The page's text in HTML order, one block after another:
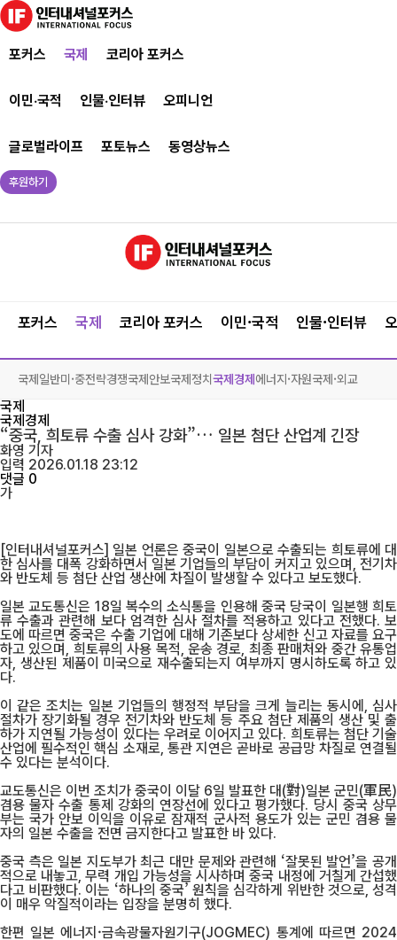
포커스 국제 코리아 포커스
이민·국적 인물·인터뷰 오피니언
글로벌라이프 포토뉴스 동영상뉴스
후원하기
포커스 국제 코리아 포커스 이민·국적 인물·인터뷰
국제일반미·중전략경쟁국제안보국제정치 국제경제 에너지·자원국제·외교
국제
국제경제
“중국, 희토류 수출 심사 강화”… 일본 첨단 산업계 긴장
화영 기자
입력 2026.01.18 23:12
댓글 0
가
[인터내셔널포커스] 일본 언론은 중국이 일본으로 수출되는 희토류에 대
한 심사를 대폭 강화하면서 일본 기업들의 부담이 커지고 있으며, 전기차
와 반도체 등 첨단 산업 생산에 차질이 발생할 수 있다고 보도했다.
일본 교도통신은 18일 복수의 소식통을 인용해 중국 당국이 일본행 희토
류 수출과 관련해 보다 엄격한 심사 절차를 적용하고 있다고 전했다. 보
도에 따르면 중국은 수출 기업에 대해 기존보다 상세한 신고 자료를 요구
하고 있으며, 희토류의 사용 목적, 운송 경로, 최종 판매처와 중간 유통업
자, 생산된 제품이 미국으로 재수출되는지 여부까지 명시하도록 하고 있
다.
이 같은 조치는 일본 기업들의 행정적 부담을 크게 늘리는 동시에, 심사
절차가 장기화될 경우 전기차와 반도체 등 주요 첨단 제품의 생산 및 출
하가 지연될 가능성이 있다는 우려로 이어지고 있다. 희토류는 첨단 기술
산업에 필수적인 핵심 소재로, 통관 지연은 곧바로 공급망 차질로 연결될
수 있다는 분석이다.
교도통신은 이번 조치가 중국이 이달 6일 발표한 대(對)일본 군민(軍民)
겸용 물자 수출 통제 강화의 연장선에 있다고 평가했다. 당시 중국 상무
부는 국가 안보 이익을 이유로 잠재적 군사적 용도가 있는 군민 겸용 물
자의 일본 수출을 전면 금지한다고 발표한 바 있다.
중국 측은 일본 지도부가 최근 대만 문제와 관련해 ‘잘못된 발언’을 공개
적으로 내놓고, 무력 개입 가능성을 시사하며 중국 내정에 거칠게 간섭했
다고 비판했다. 이는 ‘하나의 중국’ 원칙을 심각하게 위반한 것으로, 성격
이 매우 악질적이라는 입장을 분명히 했다.
한편 일본 에너지·금속광물자원기구(JOGMEC) 통계에 따르면 2024